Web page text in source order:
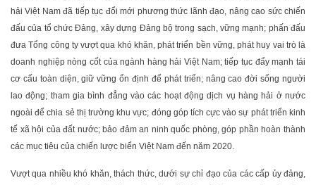
hải Việt Nam đã tiếp tục đổi mới phương thức lãnh đạo, nâng cao sức chiến
đấu của tổ chức Đảng, xây dựng Đảng bộ trong sạch, vững mạnh; phấn đấu
đưa Tổng công ty vượt qua khó khăn, phát triển bền vững, phát huy vai trò là
doanh nghiệp nòng cốt của ngành hàng hải Việt Nam; tiếp tục đẩy mạnh tái
cơ cấu toàn diện, giữ vững ổn định để phát triển; nâng cao đời sống người
lao động; tham gia bình đẳng vào các hoạt động dịch vụ hàng hải ở nước
ngoài để chia sẻ thị trường khu vực; đóng góp tích cực vào sự phát triển kinh
tế xã hội của đất nước; bảo đảm an ninh quốc phòng, góp phần hoàn thành
các mục tiêu của chiến lược biển Việt Nam đến năm 2020.
Vượt qua nhiều khó khăn, thách thức, dưới sự chỉ đạo của các cấp ủy đảng,